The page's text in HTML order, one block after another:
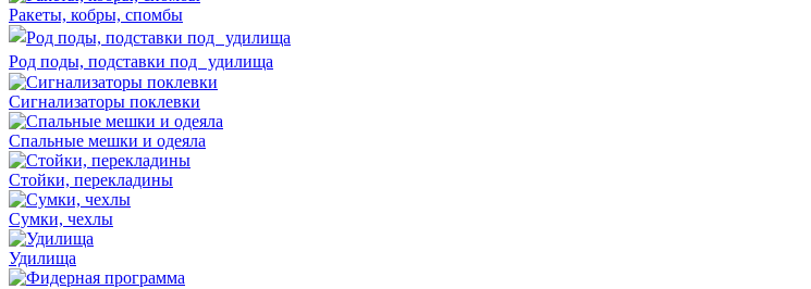
Ракеты, кобры, спомбы
Род поды, подставки под удилища
Сигнализаторы поклевки
Спальные мешки и одеяла
Стойки, перекладины
Сумки, чехлы
Удилища